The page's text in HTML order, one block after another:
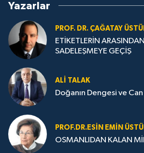
Yazarlar
PROF. DR. ÇAĞATAY
ETİKETLERİN
SADELEŞMEYE GEÇİŞ
ALI TALAK
Doğanın Dengesi ve Can
PROF.DR.ESIN EMIN
OSMANLIDAN KALAN